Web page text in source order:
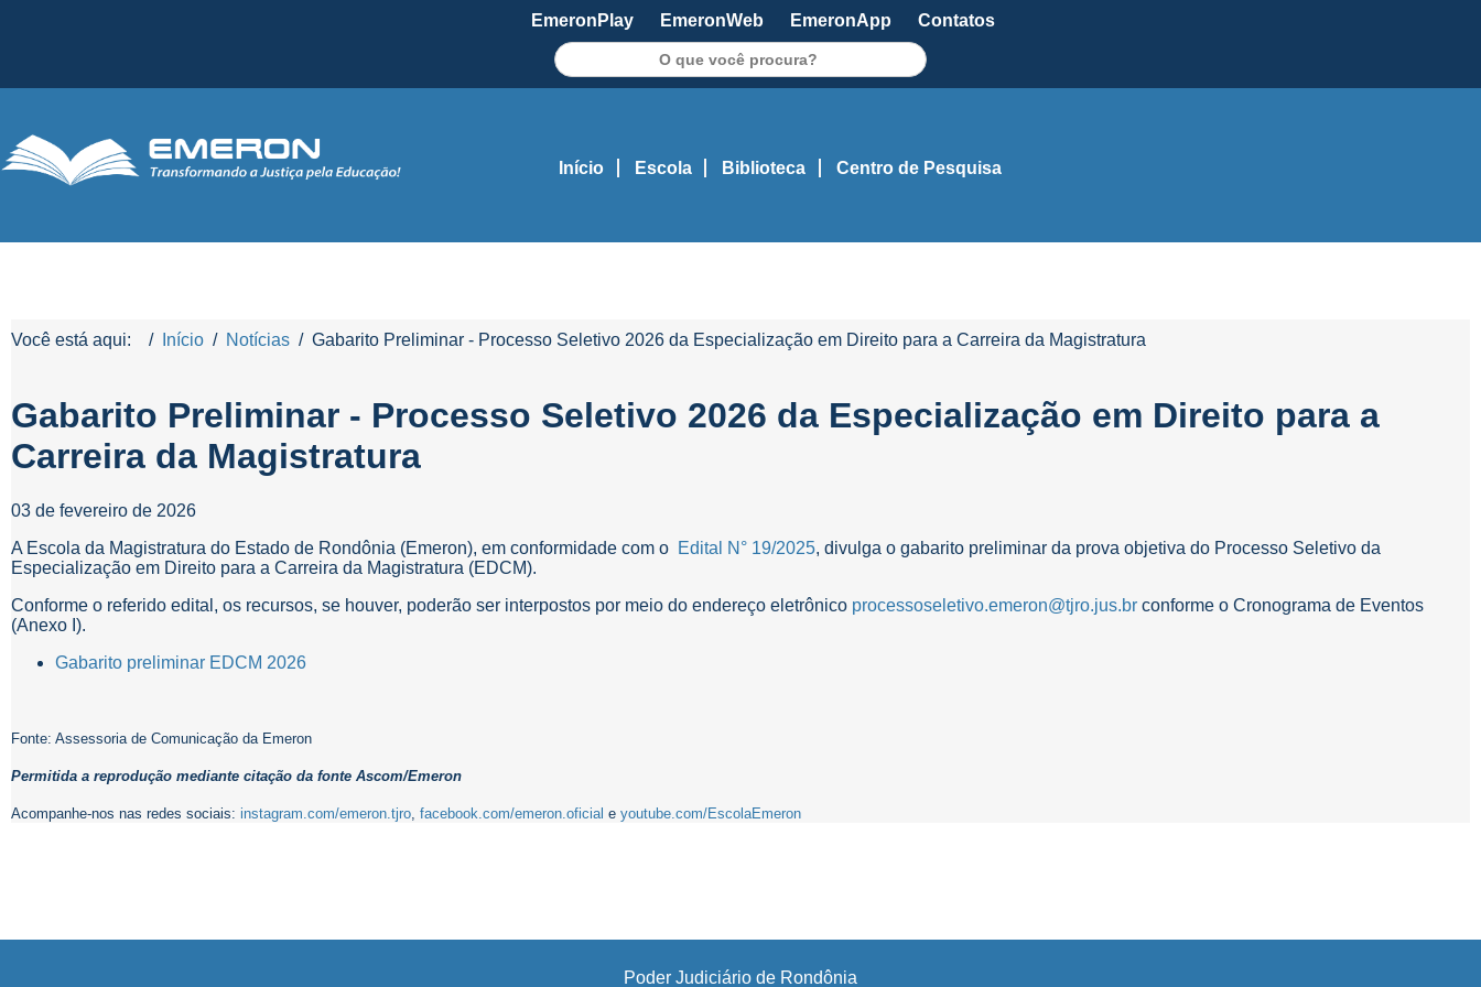
EmeronPlay EmeronWeb EmeronApp Contatos
Início Escola Biblioteca Centro de Pesquisa
Você está aqui: Início Notícias Gabarito Preliminar - Processo Seletivo 2026 da Especialização em Direito para a Carreira da Magistratura
Gabarito Preliminar - Processo Seletivo 2026 da Especialização em Direito para a
Carreira da Magistratura
03 de fevereiro de 2026
A Escola da Magistratura do Estado de Rondônia (Emeron), em conformidade com o Edital N° 19/2025, divulga o gabarito preliminar da prova objetiva do Processo Seletivo da
Especialização em Direito para a Carreira da Magistratura (EDCM).
Conforme o referido edital, os recursos, se houver, poderão ser interpostos por meio do endereço eletrônico processoseletivo.emeron@tjro.jus.br conforme o Cronograma de Eventos
(Anexo I).
Gabarito preliminar EDCM 2026
Fonte: Assessoria de Comunicação da Emeron
Permitida a reprodução mediante citação da fonte Ascom/Emeron
Acompanhe-nos nas redes sociais: instagram.com/emeron.tjro facebook.com/emeron.oficial e youtube.com/EscolaEmeron
Poder Judiciário de Rondônia